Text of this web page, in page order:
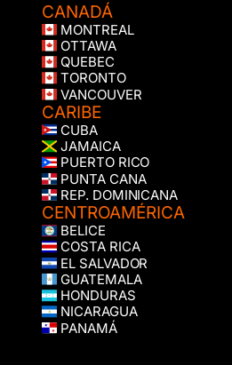
CANADÁ
MONTREAL
OTTAWA
QUEBEC
TORONTO
VANCOUVER
CARIBE
CUBA
JAMAICA
PUERTO RICO
PUNTA CANA
REP. DOMINICANA
CENTROAMÉRICA
BELICE
COSTA RICA
EL SALVADOR
GUATEMALA
HONDURAS
NICARAGUA
PANAMÁ